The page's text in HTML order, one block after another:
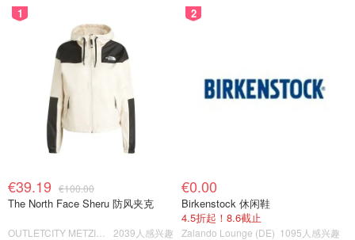
1
€39.19 €100.00
The North Face Sheru 防风夹克
2039人感兴趣
2
€0.00
Birkenstock 休闲鞋
4.5折起！8.6截止
Zalando Lounge (DE) 1095人感兴趣